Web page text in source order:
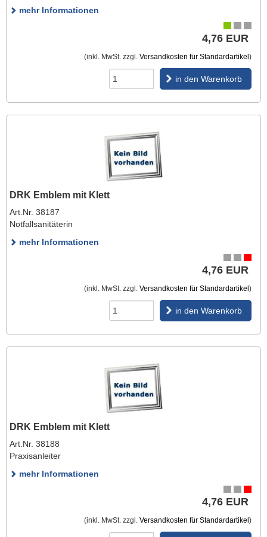
mehr Informationen
4,76 EUR
(inkl. MwSt. zzgl. Versandkosten für Standardartikel )
in den Warenkorb
DRK Emblem mit Klett
Art.Nr. 38187
Notfallsanitäterin
mehr Informationen
4,76 EUR
(inkl. MwSt. zzgl. Versandkosten für Standardartikel )
in den Warenkorb
DRK Emblem mit Klett
Art.Nr. 38188
Praxisanleiter
mehr Informationen
4,76 EUR
(inkl. MwSt. zzgl. Versandkosten für Standardartikel )